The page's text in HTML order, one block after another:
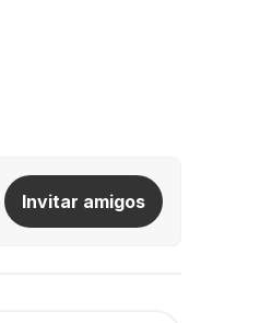
Invitar amigos